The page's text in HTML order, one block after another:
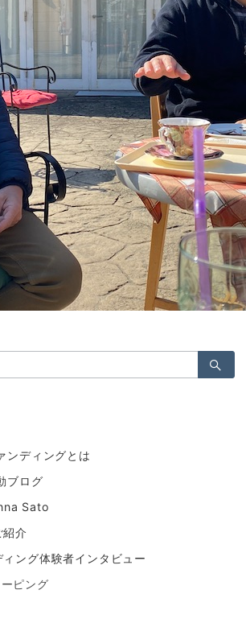
Menu
2021年2月17日
貴美子
ンディングとは
ブログ
Sato
介
ング体験者インタビュー
ピング